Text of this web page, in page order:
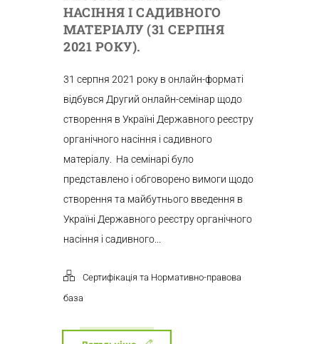
НАСІННЯ І САДИВНОГО
МАТЕРІАЛУ (31 СЕРПНЯ
2021 РОКУ).
31 серпня 2021 року в онлайн-форматі
відбувся Другий онлайн-семінар щодо
створення в Україні Державного реєстру
органічного насіння і садивного
матеріалу. На семінарі було
представлено і обговорено вимоги щодо
створення та майбутнього введення в
Україні Державного реєстру органічного
насіння і садивного...
Сертифікація та Нормативно-правова
база